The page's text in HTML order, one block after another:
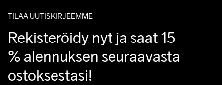
TILAA UUTISKIRJEEMME
Rekisteröidy nyt ja saat 15
% alennuksen seuraavasta
ostoksestasi!